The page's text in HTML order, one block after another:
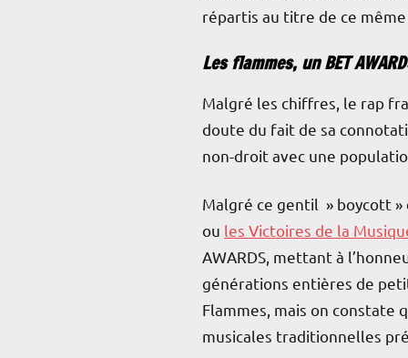
répartis au titre de ce
Les flammes, un BET
Malgré les chiffres, le rap
doute du fait de sa
non-droit avec une
Malgré ce gentil » boycott »
ou les Victoires de la
AWARDS, mettant à
générations entières de
Flammes, mais on constate
musicales traditionnelles